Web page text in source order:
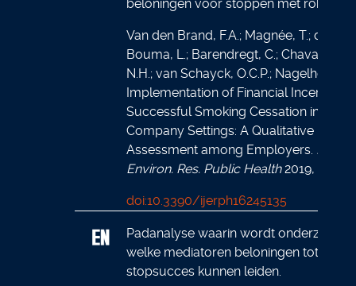
beloningen voor stoppen met roken.
Van den Brand, F.A.; Magnée, T.; de
Bouma, L.; Barendregt, C.; Chavannes,
N.H.; van Schayck, O.C.P.; Nagelhout,
Implementation of Financial Incentives
Successful Smoking Cessation in
Company Settings: A Qualitative Needs
Assessment among Employers. Int. J.
Environ. Res. Public Health2019,
doi:10.3390/ijerph16245135
Padanalyse waarin wordt onderzocht
welke mediatoren beloningen tot
stopsucces kunnen leiden.